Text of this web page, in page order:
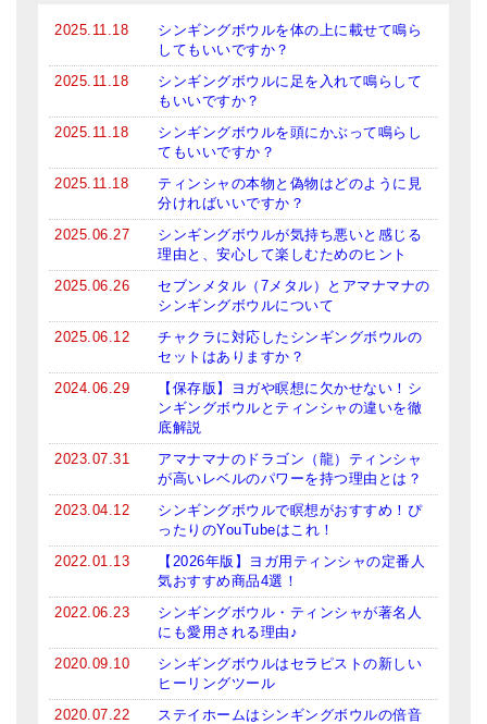
ベーシック・ティンシャ（4種）
ティンシャケース
チベット・真マントラ香
お香定期購入（ラクとくサブスク）
チベット高僧のオラクルカード
シンギングボウル入門本・CD
オリジナルグッズ
神々とつながるジュエリー
ヒーリング・マンダラポスター
ロゴステッカー・ポストカード各種
亡命チベット人尼僧のお守り・チャーム
チベット・マントラ・ヒーリングCD
ギフトラッピング
シンギングボウル講座
2025.11.18
シンギングボウルを体の上に載せて鳴ら
してもいいですか？
2025.11.18
シンギングボウルに足を入れて鳴らして
もいいですか？
2025.11.18
シンギングボウルを頭にかぶって鳴らし
てもいいですか？
2025.11.18
ティンシャの本物と偽物はどのように見
分ければいいですか？
2025.06.27
シンギングボウルが気持ち悪いと感じる
理由と、安心して楽しむためのヒント
2025.06.26
セブンメタル（7メタル）とアマナマナの
シンギングボウルについて
2025.06.12
チャクラに対応したシンギングボウルの
セットはありますか？
2024.06.29
【保存版】ヨガや瞑想に欠かせない！シ
ンギングボウルとティンシャの違いを徹
底解説
2023.07.31
アマナマナのドラゴン（龍）ティンシャ
が高いレベルのパワーを持つ理由とは？
2023.04.12
シンギングボウルで瞑想がおすすめ！ぴ
ったりのYouTubeはこれ！
2022.01.13
【2026年版】ヨガ用ティンシャの定番人
気おすすめ商品4選！
2022.06.23
シンギングボウル・ティンシャが著名人
にも愛用される理由♪
2020.09.10
シンギングボウルはセラピストの新しい
ヒーリングツール
2020.07.22
ステイホームはシンギングボウルの倍音